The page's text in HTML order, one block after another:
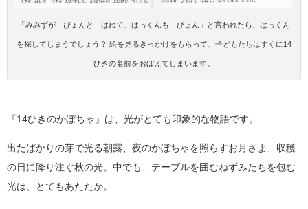
「みみずが ぴょんと はねて、はっくんも ぴょん」と言われたら、はっくん
を探してしまうでしょう？ 絵を見るきっかけをもらって、子どもたちはすぐに14
ひきの名前をおぼえてしまいます。
『14ひきのかぼちゃ』は、光がとても印象的な物語です。
出たばかりの芽で光る朝露、夜のかぼちゃを照らすお月さま、収穫
の日に降り注ぐ秋の光。中でも、テーブルを囲むねずみたちを包む
光は、とてもあたたか。